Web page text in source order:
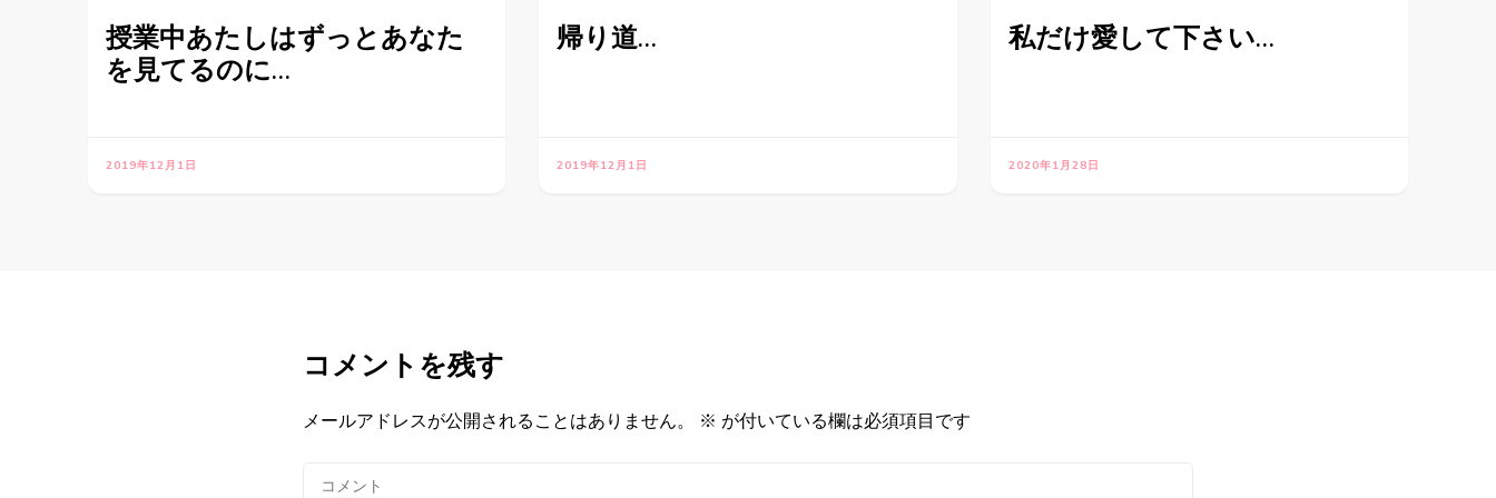
授業中あたしはずっとあなた
を見てるのに…
2019年12月1日
帰り道…
2019年12月1日
私だけ愛して下さい…
2020年1月28日
コメントを残す
メールアドレスが公開されることはありません。 ※ が付いている欄は必須項目です